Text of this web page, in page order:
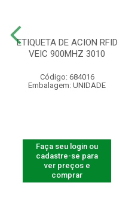
ETIQUETA DE ACION RFID
VEIC 900MHZ 3010
Código: 684016
Embalagem: UNIDADE
Faça seu login ou
cadastre-se para
ver preços e
comprar